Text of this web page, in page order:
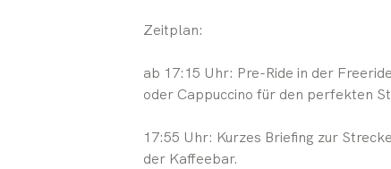
Zeitplan:
ab 17:15 Uhr: Pre-Ride in der
oder Cappuccino für den perfekten
17:55 Uhr: Kurzes Briefing zur
der Kaffeebar.